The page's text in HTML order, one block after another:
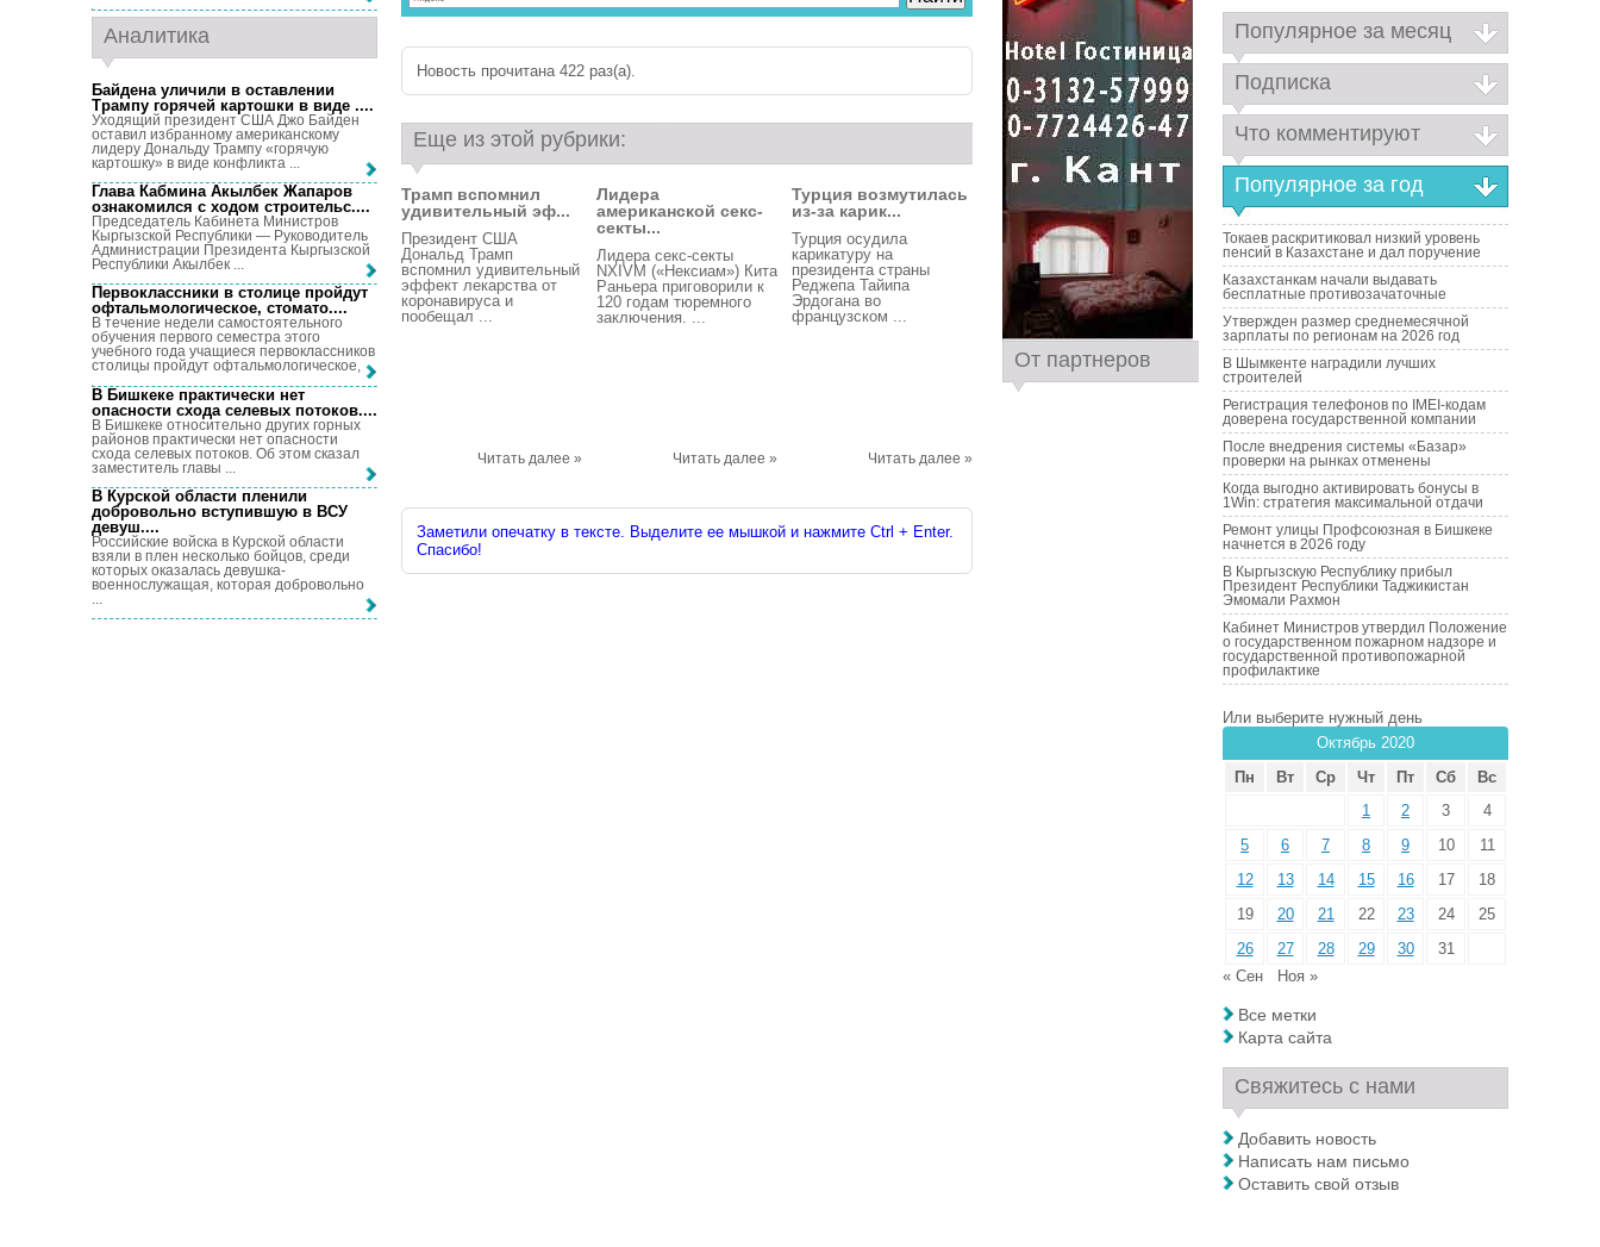
Новость прочитана 422 раз(a).
Еще из этой рубрики:
Трамп вспомнил
удивительный эф...
Президент США
Дональд Трамп
вспомнил удивительный
эффект лекарства от
коронавируса и
пообещал ...
Читать далее »
Лидера
американской секс-
секты...
Лидера секс-секты
NXIVM («Нексиам») Кита
Раньера приговорили к
120 годам тюремного
заключения. ...
Читать далее »
Турция возмутилась
из-за карик...
Турция осудила
карикатуру на
президента страны
Реджепа Тайипа
Эрдогана во
французском ...
Читать далее »
Заметили опечатку в тексте. Выделите ее мышкой и нажмите Ctrl + Enter.
Спасибо!
Аналитика
Байдена уличили в оставлении
Трампу горячей картошки в виде ....
Уходящий президент США Джо Байден
оставил избранному американскому
лидеру Дональду Трампу «горячую
картошку» в виде конфликта ...
Глава Кабмина Акылбек Жапаров
ознакомился с ходом строительс....
Председатель Кабинета Министров
Кыргызской Республики — Руководитель
Администрации Президента Кыргызской
Республики Акылбек ...
Первоклассники в столице пройдут
офтальмологическое, стомато....
В течение недели самостоятельного
обучения первого семестра этого
учебного года учащиеся первоклассников
столицы пройдут офтальмологическое, ...
В Бишкеке практически нет
опасности схода селевых потоков....
В Бишкеке относительно других горных
районов практически нет опасности
схода селевых потоков. Об этом сказал
заместитель главы ...
В Курской области пленили
добровольно вступившую в ВСУ
девуш....
Российские войска в Курской области
взяли в плен несколько бойцов, среди
которых оказалась девушка-
военнослужащая, которая добровольно
...
От партнеров
Популярное за месяц
Подписка
Что комментируют
Популярное за год
Токаев раскритиковал низкий уровень
пенсий в Казахстане и дал поручение
Казахстанкам начали выдавать
бесплатные противозачаточные
Утвержден размер среднемесячной
зарплаты по регионам на 2026 год
В Шымкенте наградили лучших
строителей
Регистрация телефонов по IMEI-кодам
доверена государственной компании
После внедрения системы «Базар»
проверки на рынках отменены
Когда выгодно активировать бонусы в
1Win: стратегия максимальной отдачи
Ремонт улицы Профсоюзная в Бишкеке
начнется в 2026 году
В Кыргызскую Республику прибыл
Президент Республики Таджикистан
Эмомали Рахмон
Кабинет Министров утвердил Положение
о государственном пожарном надзоре и
государственной противопожарной
профилактике
Или выберите нужный день
Октябрь 2020
Пн
Вт Ср Чт Пт Сб
Вс
1
2 3
4
5
6 7 8 9 10
11
12
13 14 15 16 17
18
19
20 21 22 23 24
25
26
27 28 29 30
31
« Сен
Ноя »
Все метки
Карта сайта
Свяжитесь с нами
Добавить новость
Написать нам письмо
Оставить свой отзыв